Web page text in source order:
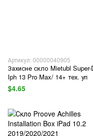
Артикул: 00000040905
Захисне скло Mietubl Super-
Iph 13 Pro Max/ 14+ тех. уп
$4.65